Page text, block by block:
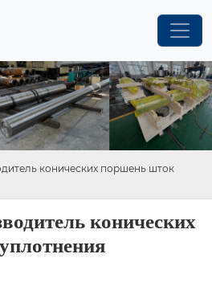
конических поршень шток
конических